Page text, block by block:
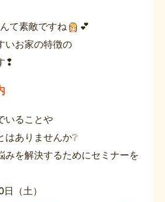
て素敵ですね
💕
いお家の特徴の
❢
いることや
ありませんか❔
みを解決するためにセミナーを
土）